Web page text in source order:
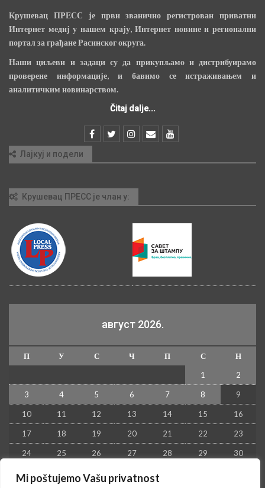
Mi poštujemo Vašu privatnost
Крушевац ПРЕСС је први званично регистрован приватни
Интернет медиј у нашем крају, Интернет новине и регионални
портал за грађане Расинског округа.
Наши циљеви и задаци су да прикупљамо и дистрибуирамо
проверене информације, и бавимо се истраживањем и
аналитичким новинарством.
Čitaj dalje...
Лајкуј и подели
Крушевац ПРЕСС је члан у:
август 2026.
П У С Ч П С
Н
1
2
3 4 5 6 7 8 9
10 11 12 13 14 15 16
17 18 19 20 21 22 23
24 25 26 27 28 29 30
31